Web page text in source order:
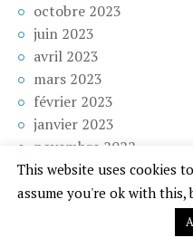
octobre 2023
juin 2023
avril 2023
mars 2023
février 2023
janvier 2023
novembre 2022
juin 2022
mai 2022
This website uses cookies
assume you're ok with